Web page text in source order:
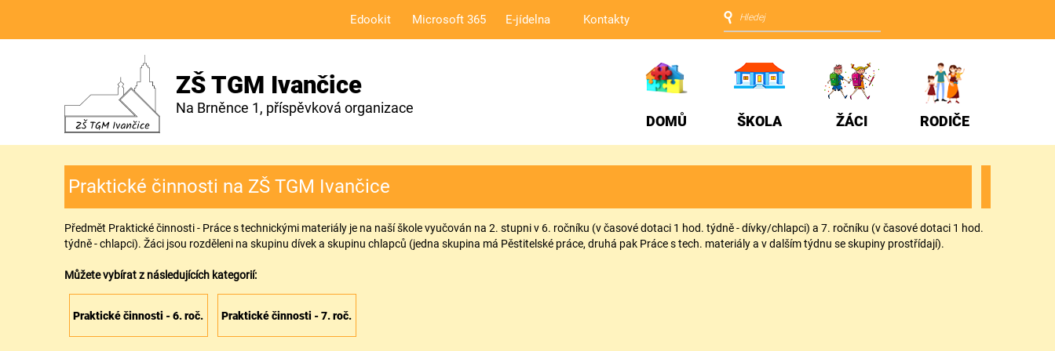
Edookit Microsoft 365 E-jídelna Kontakty
ZŠ TGM Ivančice
Na Brněnce 1, příspěvková organizace
DOMŮ
ŠKOLA ŽÁCI RODIČE
Praktické činnosti na ZŠ TGM Ivančice
Předmět Praktické činnosti - Práce s technickými materiály je na naší škole vyučován na 2. stupni v 6. ročníku (v časové dotaci 1 hod. týdně - dívky/chlapci) a 7. ročníku (v časové dotaci 1 hod.
týdně - chlapci). Žáci jsou rozděleni na skupinu dívek a skupinu chlapců (jedna skupina má Pěstitelské práce, druhá pak Práce s tech. materiály a v dalším týdnu se skupiny prostřídají).
Můžete vybírat z následujících kategorií:
Praktické činnosti - 6. roč. Praktické činnosti - 7. roč.